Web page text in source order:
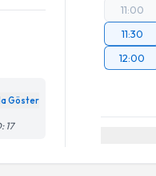
Göster
17
11:00
11:30
12:00